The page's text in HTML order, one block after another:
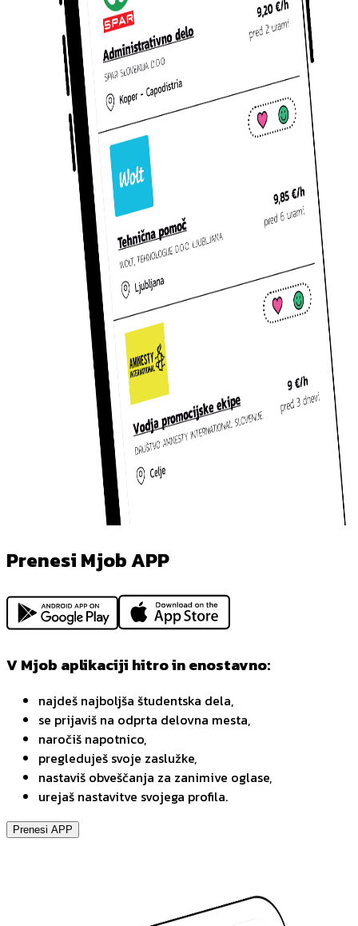
Prenesi Mjob APP
V Mjob aplikaciji hitro in enostavno:
najdeš najboljša študentska dela,
se prijaviš na odprta delovna mesta,
naročiš napotnico,
pregleduješ svoje zaslužke,
nastaviš obveščanja za zanimive oglase,
urejaš nastavitve svojega profila.
Prenesi APP